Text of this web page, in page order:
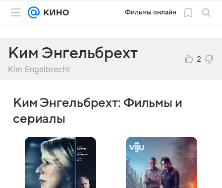
Фильмы онлайн
Ким Энгельбрехт
Kim Engelbrecht
2
Ким Энгельбрехт: Фильмы и
сериалы